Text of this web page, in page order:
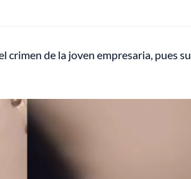
de la joven empresaria, pues su